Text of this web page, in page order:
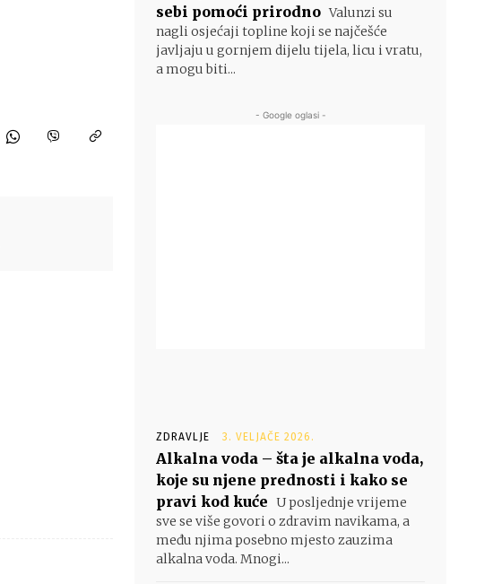
sebi pomoći prirodno Valunzi su
nagli osjećaji topline koji se najčešće
javljaju u gornjem dijelu tijela, licu i vratu,
a mogu biti...
- Google oglasi -
ZDRAVLJE 3. VELJAČE 2026.
Alkalna voda – šta je alkalna voda,
koje su njene prednosti i kako se
pravi kod kuće U posljednje vrijeme
sve se više govori o zdravim navikama, a
među njima posebno mjesto zauzima
alkalna voda. Mnogi...